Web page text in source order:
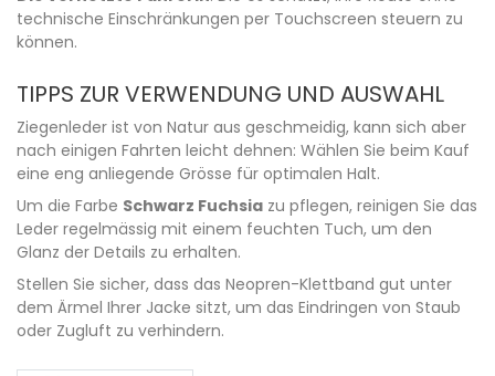
technische Einschränkungen per Touchscreen steuern zu
können.
TIPPS ZUR VERWENDUNG UND AUSWAHL
Ziegenleder ist von Natur aus geschmeidig, kann sich aber
nach einigen Fahrten leicht dehnen: Wählen Sie beim Kauf
eine eng anliegende Grösse für optimalen Halt.
Um die Farbe Schwarz Fuchsia zu pflegen, reinigen Sie das
Leder regelmässig mit einem feuchten Tuch, um den
Glanz der Details zu erhalten.
Stellen Sie sicher, dass das Neopren-Klettband gut unter
dem Ärmel Ihrer Jacke sitzt, um das Eindringen von Staub
oder Zugluft zu verhindern.